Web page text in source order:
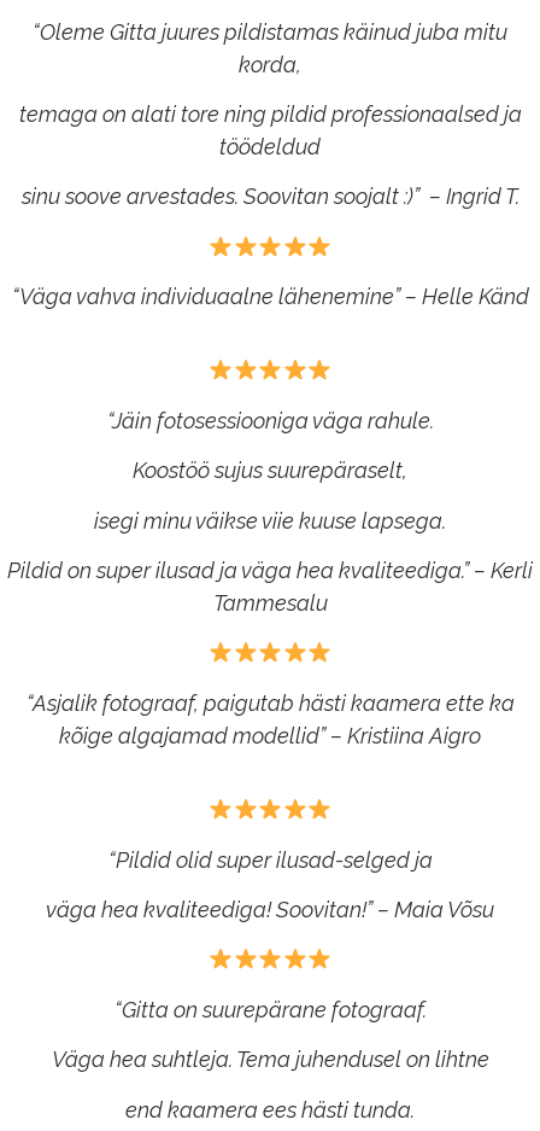
“Oleme Gitta juures pildistamas käinud juba mitu
korda,
temaga on alati tore ning pildid professionaalsed ja
töödeldud
sinu soove arvestades. Soovitan soojalt :)” – Ingrid T.
“Väga vahva individuaalne lähenemine” – Helle Känd
“Jäin fotosessiooniga väga rahule.
Koostöö sujus suurepäraselt,
isegi minu väikse viie kuuse lapsega.
Pildid on super ilusad ja väga hea kvaliteediga.” – Kerli
Tammesalu
“Asjalik fotograaf, paigutab hästi kaamera ette ka
kõige algajamad modellid” – Kristiina Aigro
“Pildid olid super ilusad-selged ja
väga hea kvaliteediga! Soovitan!” – Maia Võsu
“Gitta on suurepärane fotograaf.
Väga hea suhtleja. Tema juhendusel on lihtne
endkaamera ees hästi tunda.